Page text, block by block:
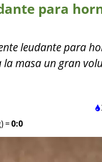
para
leudante para
la masa un gran
=0:0